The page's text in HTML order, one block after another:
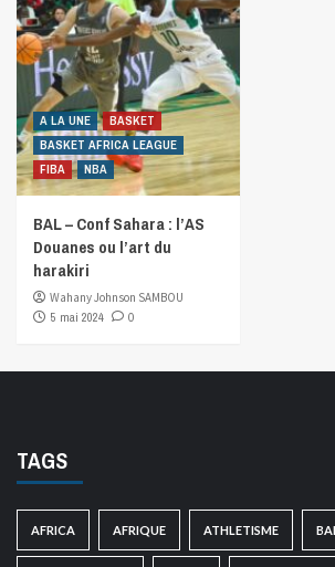
A LA UNE
BASKET
BASKET AFRICA LEAGUE
FIBA
NBA
BAL – Conf Sahara : l’AS
Douanes ou l’art du
harakiri
Wahany Johnson SAMBOU
5 mai 2024
0
TAGS
AFRICA AFRIQUE ATHLETISME